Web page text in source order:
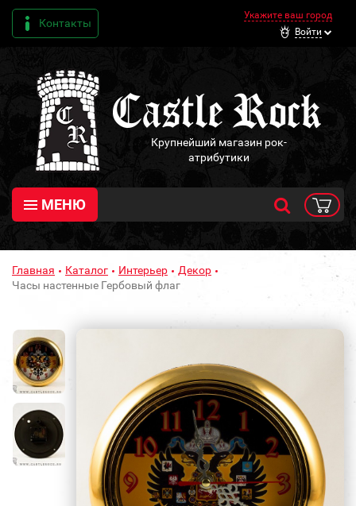
Контакты
Укажите ваш город
Войти
Крупнейший магазин рок-
атрибутики
МЕНЮ
Главная Каталог Интерьер
Декор
Часы настенные Гербовый флаг